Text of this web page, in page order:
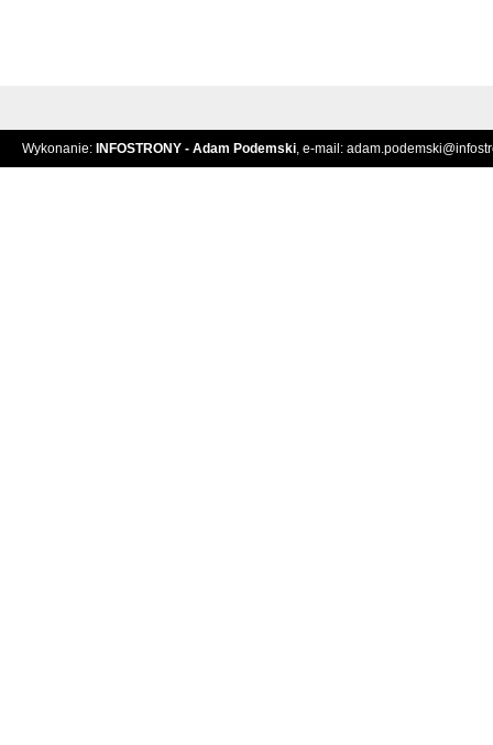
Wykonanie: INFOSTRONY - Adam Podemski, e-mail: